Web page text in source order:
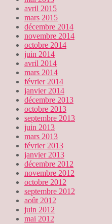
avril 2015
mars 2015
décembre 2014
novembre 2014
octobre 2014
juin 2014
avril 2014
mars 2014
février 2014
janvier 2014
décembre 2013
octobre 2013
septembre 2013
juin 2013
mars 2013
février 2013
janvier 2013
décembre 2012
novembre 2012
octobre 2012
septembre 2012
août 2012
juin 2012
mai 2012